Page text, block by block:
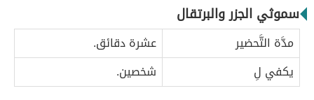
سموثي الجزر والبرتقال
مدَّة التَّحضير
عشرة دقائق.
يكفي لِ
شخصين.